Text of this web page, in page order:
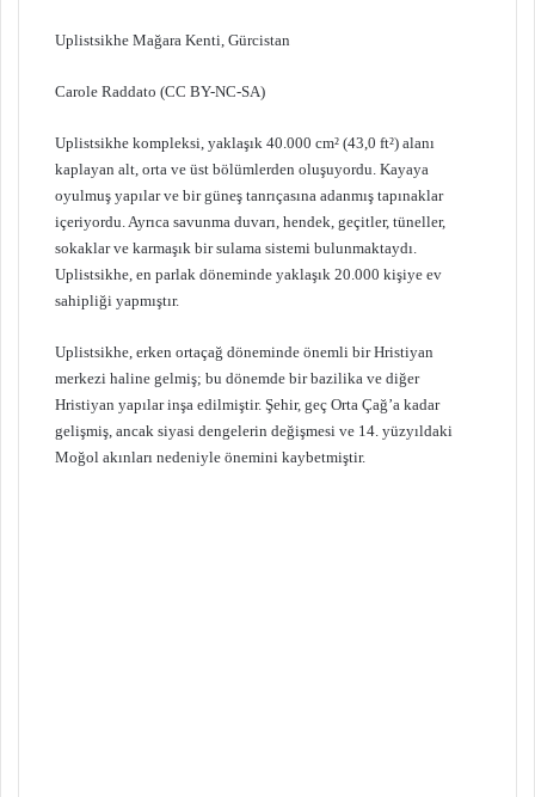
Uplistsikhe Mağara Kenti, Gürcistan
Carole Raddato (CC BY-NC-SA)
Uplistsikhe kompleksi, yaklaşık 40.000 cm² (43,0 ft²) alanı
kaplayan alt, orta ve üst bölümlerden oluşuyordu. Kayaya
oyulmuş yapılar ve bir güneş tanrıçasına adanmış tapınaklar
içeriyordu. Ayrıca savunma duvarı, hendek, geçitler, tüneller,
sokaklar ve karmaşık bir sulama sistemi bulunmaktaydı.
Uplistsikhe, en parlak döneminde yaklaşık 20.000 kişiye ev
sahipliği yapmıştır.
Uplistsikhe, erken ortaçağ döneminde önemli bir Hristiyan
merkezi haline gelmiş; bu dönemde bir bazilika ve diğer
Hristiyan yapılar inşa edilmiştir. Şehir, geç Orta Çağ’a kadar
gelişmiş, ancak siyasi dengelerin değişmesi ve 14. yüzyıldaki
Moğol akınları nedeniyle önemini kaybetmiştir.